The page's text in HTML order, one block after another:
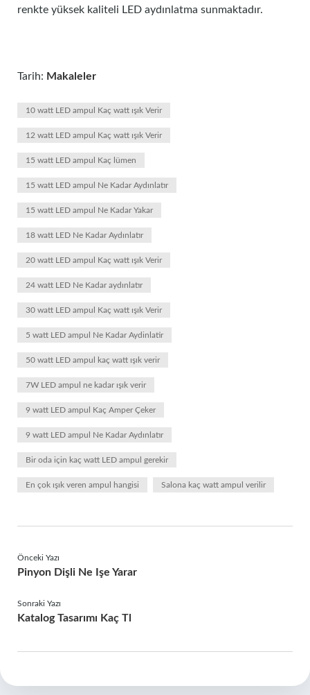
renkte yüksek kaliteli LED aydınlatma sunmaktadır.
Tarih: Makaleler
10 watt LED ampul Kaç watt ışık Verir
12 watt LED ampul Kaç watt ışık Verir
15 watt LED ampul Kaç lümen
15 watt LED ampul Ne Kadar Aydınlatır
15 watt LED ampul Ne Kadar Yakar
18 watt LED Ne Kadar Aydınlatır
20 watt LED ampul Kaç watt ışık Verir
24 watt LED Ne Kadar aydınlatır
30 watt LED ampul Kaç watt ışık Verir
5 watt LED ampul Ne Kadar Aydinlatir
50 watt LED ampul kaç watt ışık verir
7W LED ampul ne kadar ışık verir
9 watt LED ampul Kaç Amper Çeker
9 watt LED ampul Ne Kadar Aydınlatır
Bir oda için kaç watt LED ampul gerekir
En çok ışık veren ampul hangisi Salona kaç watt ampul verilir
Önceki Yazı
Pinyon Dişli Ne Işe Yarar
Sonraki Yazı
Katalog Tasarımı Kaç Tl